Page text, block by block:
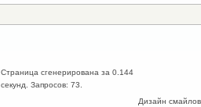
Дизайн
Страница сгенерирована за 0.144
секунд. Запросов: 73.